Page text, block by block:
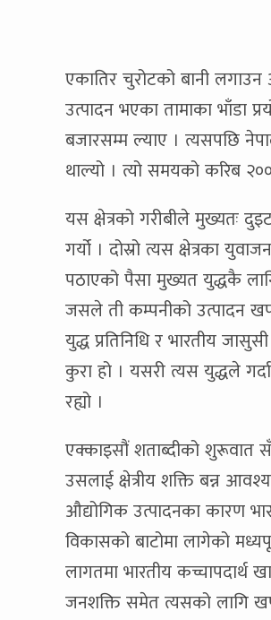
एकातिर चुरोटको बानी
उत्पादन भएका तामाका भाँडा
बजारसम्म ल्याए । त्यसपछि
थाल्यो । त्यो समयको करिब
यस क्षेत्रको गरीबीले मुख्यतः
गर्यो । दोस्रो त्यस क्षेत्रका
पठाएको पैसा मुख्यत युद्धकै लागि
जसले ती कम्पनीको उत्पादन
युद्ध प्रतिनिधि र भारतीय
कुरा हो । यसरी त्यस युद्धले
रह्यो ।
एक्काइसौं शताब्दीको शुरूवात
उसलाई क्षेत्रीय शक्ति बन्न
औद्योगिक उत्पादनका कारण
विकासको बाटोमा लागेको
लागतमा भारतीय कच्चापदार्थ
जनशक्ति समेत त्यसको लागि